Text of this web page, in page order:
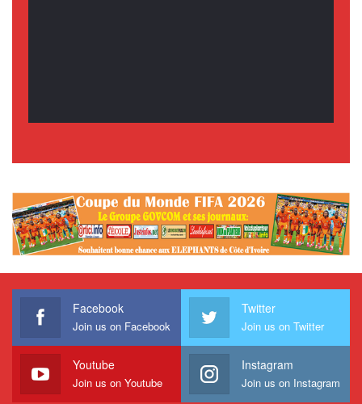
Facebook
Join us on Facebook
Twitter
Join us on Twitter
Youtube
Join us on Youtube
Instagram
Join us on Instagram